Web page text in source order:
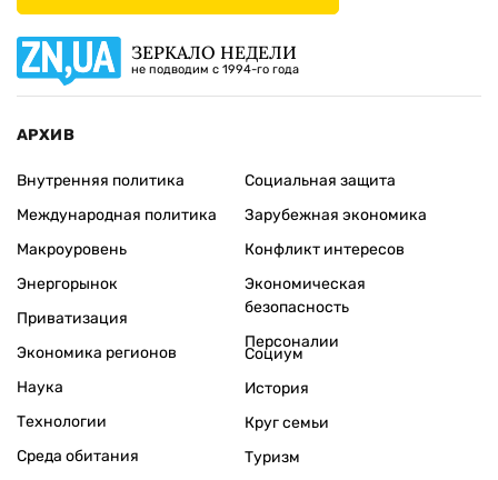
ЗЕРКАЛО НЕДЕЛИ
не подводим с 1994-го года
АРХИВ
Внутренняя политика
Международная политика
Макроуровень
Энергорынок
Приватизация
Экономика регионов
Социальная защита
Зарубежная экономика
Конфликт интересов
Экономическая
безопасность
Персоналии
Наука
Технологии
Среда обитания
Социум
История
Круг семьи
Туризм